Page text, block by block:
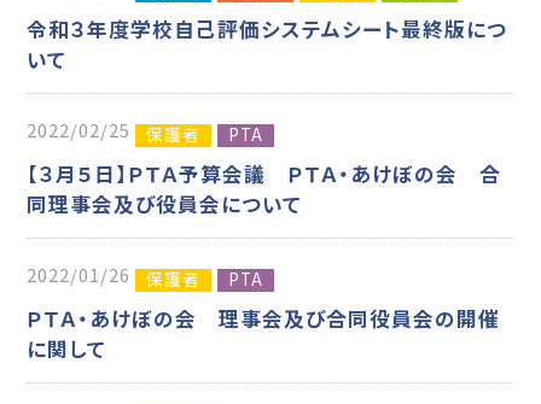
令和３年度学校自己評価システムシート最終版につ
いて
2022/02/25 保護者 PTA
【３月５日】ＰＴＡ予算会議 ＰＴＡ・あけぼの会 合
同理事会及び役員会について
2022/01/26 保護者 PTA
ＰＴＡ・あけぼの会 理事会及び合同役員会の開催
に関して